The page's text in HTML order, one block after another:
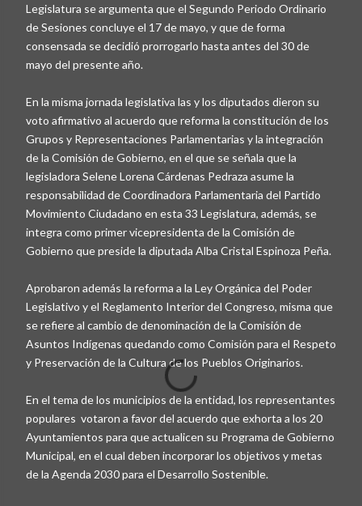
Legislatura se argumenta que el Segundo Periodo Ordinario
de Sesiones concluye el 17 de mayo, y que de forma
consensada se decidió prorrogarlo hasta antes del 30 de
mayo del presente año.
En la misma jornada legislativa las y los diputados dieron su
voto afirmativo al acuerdo que reforma la constitución de los
Grupos y Representaciones Parlamentarias y la integración
de la Comisión de Gobierno, en el que se señala que la
legisladora Selene Lorena Cárdenas Pedraza asume la
responsabilidad de Coordinadora Parlamentaria del Partido
Movimiento Ciudadano en esta 33 Legislatura, además, se
integra como primer vicepresidenta de la Comisión de
Gobierno que preside la diputada Alba Cristal Espinoza Peña.
Aprobaron además la reforma a la Ley Orgánica del Poder
Legislativo y el Reglamento Interior del Congreso, misma que
se refiere al cambio de denominación de la Comisión de
Asuntos Indígenas quedando como Comisión para el Respeto
y Preservación de la Cultura de los Pueblos Originarios.
En el tema de los municipios de la entidad, los representantes
populares votaron a favor del acuerdo que exhorta a los 20
Ayuntamientos para que actualicen su Programa de Gobierno
Municipal, en el cual deben incorporar los objetivos y metas
de la Agenda 2030 para el Desarrollo Sostenible.